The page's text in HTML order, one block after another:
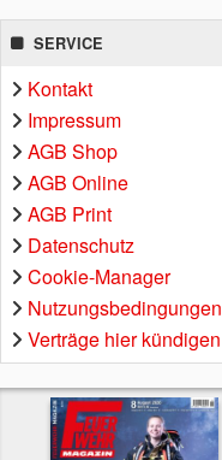
SERVICE
Kontakt
Impressum
AGB Shop
AGB Online
AGB Print
Datenschutz
Cookie-Manager
Nutzungsbedingungen
Verträge hier kündigen